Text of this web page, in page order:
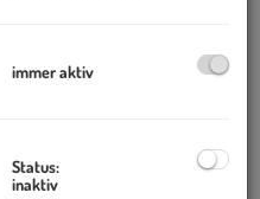
mit bis zu
immer aktiv
Status:
inaktiv